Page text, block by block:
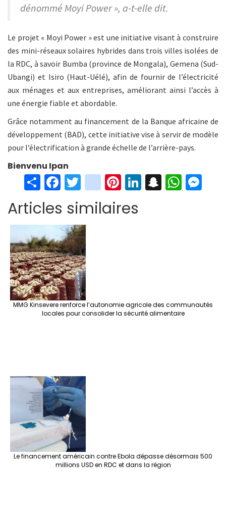
dénommé Moyi Power », a-t-elle dit.
Le projet « Moyi Power » est une initiative visant à construire
des mini-réseaux solaires hybrides dans trois villes isolées de
la RDC, à savoir Bumba (province de Mongala), Gemena (Sud-
Ubangi) et Isiro (Haut-Uélé), afin de fournir de l’électricité
aux ménages et aux entreprises, améliorant ainsi l’accès à
une énergie fiable et abordable.
Grâce notamment au financement de la Banque africaine de
développement (BAD), cette initiative vise à servir de modèle
pour l’électrification à grande échelle de l’arrière-pays.
Bienvenu Ipan
S
h
ar
e
Fa
ce
b
o
o
k
T
wi
tt
er
in
st
ag
Pi
er
Li S W
Articles similaires
MMG Kinsevere renforce l’autonomie agricole des communautés
locales pour consolider la sécurité alimentaire
Le financement américain contre Ebola dépasse désormais 500
millions USD en RDC et dans la région